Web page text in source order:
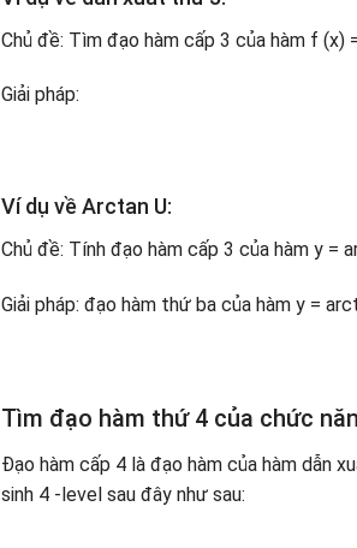
Chủ đề: Tìm đạo hàm cấp 3 của hàm f (x)
Giải pháp:
Ví dụ về Arctan U:
Chủ đề: Tính đạo hàm cấp 3 của hàm y =
Giải pháp: đạo hàm thứ ba của hàm y =
Tìm đạo hàm thứ 4 của chức
Đạo hàm cấp 4 là đạo hàm của hàm dẫn
sinh 4 -level sau đây như sau: